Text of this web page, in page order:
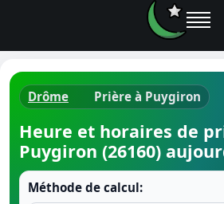
Drôme Prière à Puygiron
Heure et horaires de
Puygiron (26160)
Méthode de calcul: